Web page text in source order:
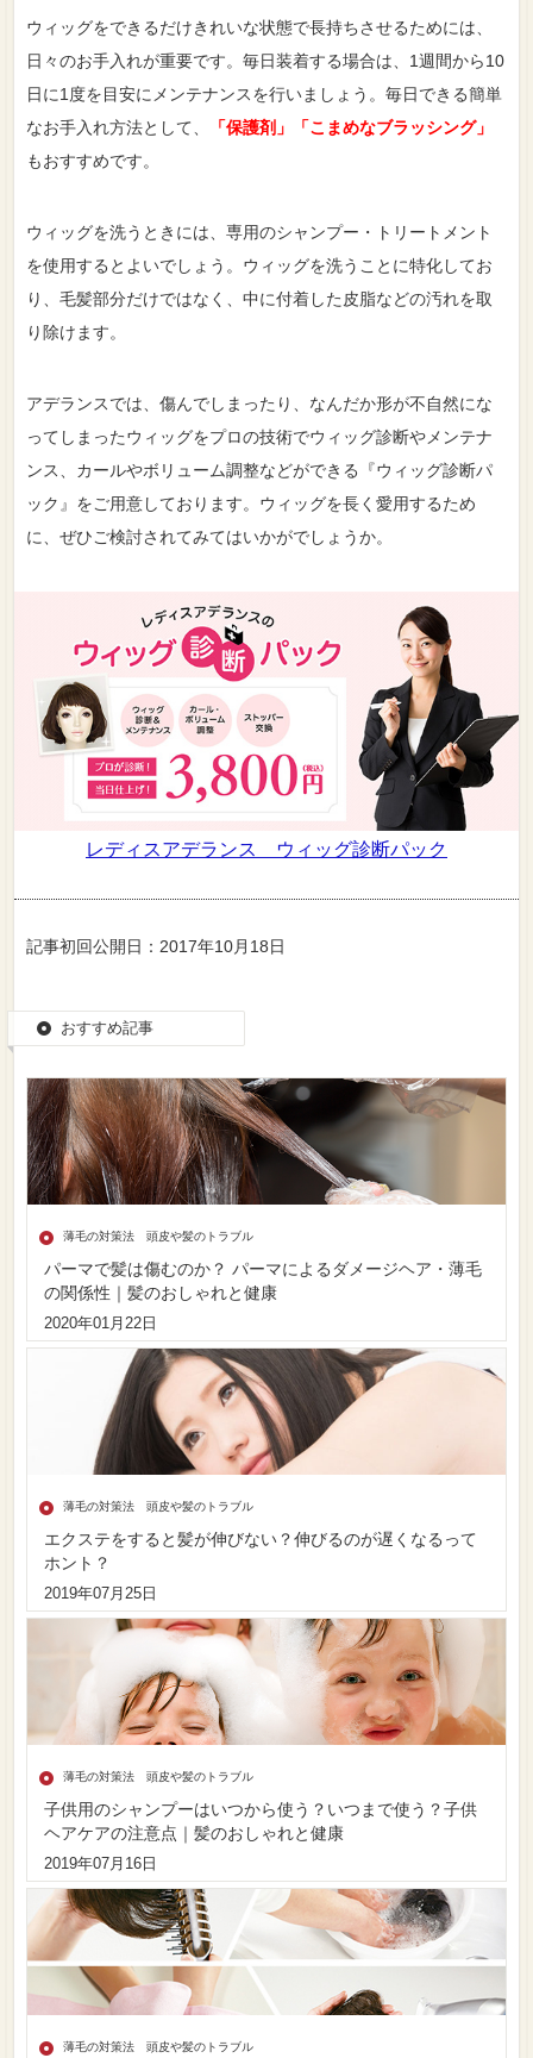
ウィッグをできるだけきれいな状態で長持ちさせるためには、
日々のお手入れが重要です。毎日装着する場合は、1週間から10
日に1度を目安にメンテナンスを行いましょう。毎日できる簡単
なお手入れ方法として、
「保護剤」「こまめなブラッシング」
もおすすめです。
ウィッグを洗うときには、専用のシャンプー・トリートメント
を使用するとよいでしょう。ウィッグを洗うことに特化してお
り、毛髪部分だけではなく、中に付着した皮脂などの汚れを取
り除けます。
アデランスでは、傷んでしまったり、なんだか形が不自然にな
ってしまったウィッグをプロの技術でウィッグ診断やメンテナ
ンス、カールやボリューム調整などができる『ウィッグ診断パ
ック』をご用意しております。ウィッグを長く愛用するため
に、ぜひご検討されてみてはいかがでしょうか。
レディスアデランス ウィッグ診断パック
記事初回公開日：2017年10月18日
おすすめ記事
薄毛の対策法 頭皮や髪のトラブル
パーマで髪は傷むのか？ パーマによるダメージヘア・薄毛
の関係性｜髪のおしゃれと健康
2020年01月22日
薄毛の対策法 頭皮や髪のトラブル
エクステをすると髪が伸びない？伸びるのが遅くなるって
ホント？
2019年07月25日
薄毛の対策法 頭皮や髪のトラブル
子供用のシャンプーはいつから使う？いつまで使う？子供
ヘアケアの注意点｜髪のおしゃれと健康
2019年07月16日
薄毛の対策法 頭皮や髪のトラブル